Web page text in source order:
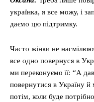
українка, я все можу, і
даємо цю підтримку.
Часто жінки не
все одно повернуся в
ми переконуємо її: “А
повернутися в Україну
потім, коли буде